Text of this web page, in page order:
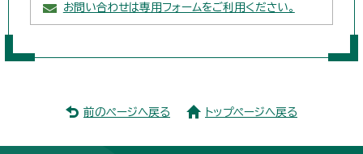
お問い合わせは専用フォームをご利用ください。
前のページへ戻る トップページへ戻る